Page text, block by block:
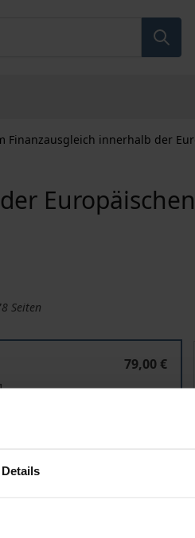
Details
Finanzausgleich innerhalb der
Seiten
79,00 €
Abhängig von der Lieferadresse